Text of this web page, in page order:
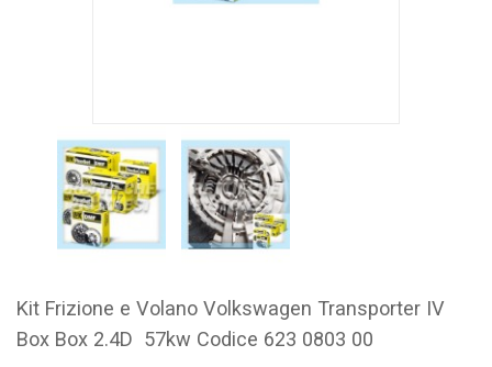
Kit Frizione e Volano Volkswagen Transporter IV
Box Box 2.4D 57kw Codice 623 0803 00